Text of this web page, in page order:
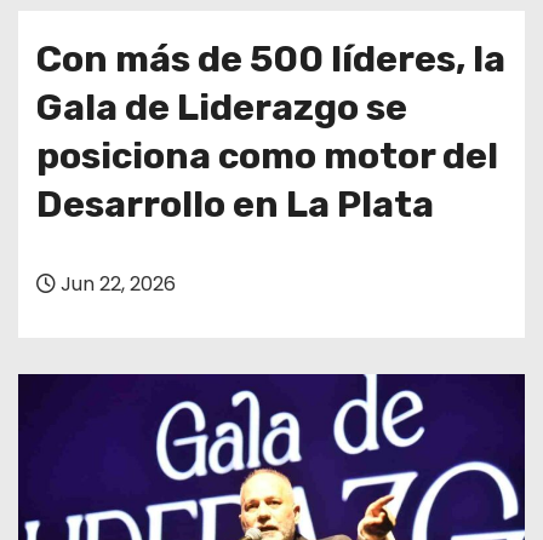
Con más de 500 líderes, la
Gala de Liderazgo se
posiciona como motor del
Desarrollo en La Plata
Jun 22, 2026